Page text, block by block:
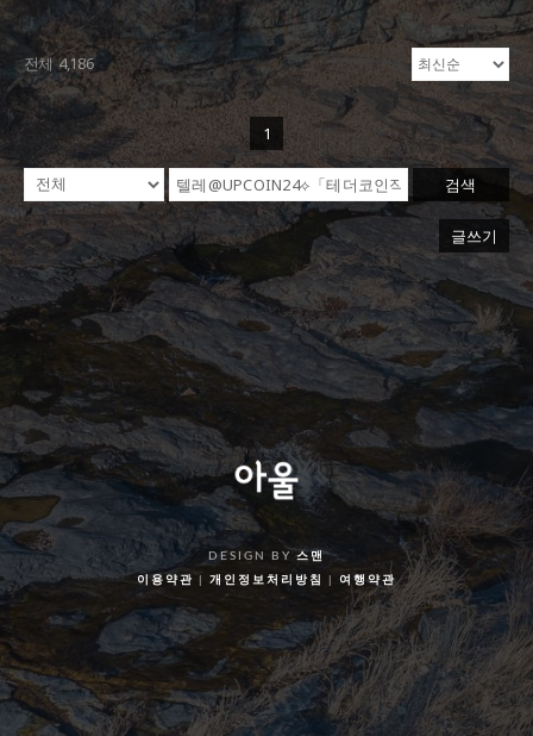
전체 4,186
1
검색
글쓰기
DESIGN BY 스맨
이용약관
개인정보처리방침 여행약관